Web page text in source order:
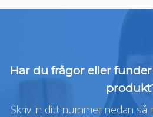
Har du frågor eller
Skriv in ditt nummer nedan så